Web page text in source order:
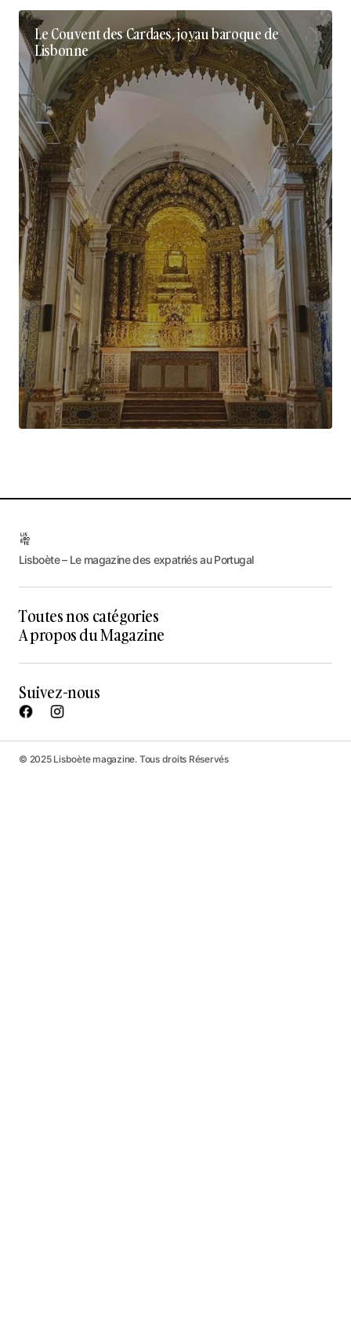
Le Couvent des Cardaes, joyau baroque de
Lisbonne
Lisboète – Le magazine des expatriés au Portugal
Toutes nos catégories
A propos du Magazine
Suivez-nous
© 2025 Lisboète magazine. Tous droits Réservés